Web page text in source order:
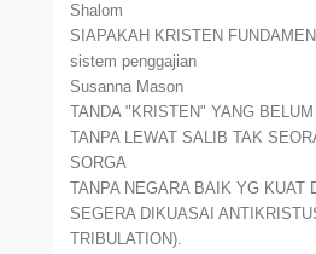
Shalom
SIAPAKAH KRISTEN
sistem penggajian
Susanna Mason
TANDA "KRISTEN" YANG
TANPA LEWAT SALIB TAK
SORGA
TANPA NEGARA BAIK YG KUAT
SEGERA DIKUASAI
TRIBULATION).